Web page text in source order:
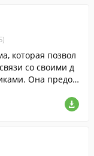
которая позвол
со своими д
Она предос
делать видео зв